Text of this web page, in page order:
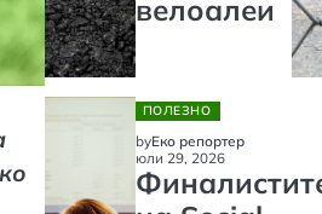
велоалеи
ПОЛЕЗНО
byЕко репортер
юли 29, 2026